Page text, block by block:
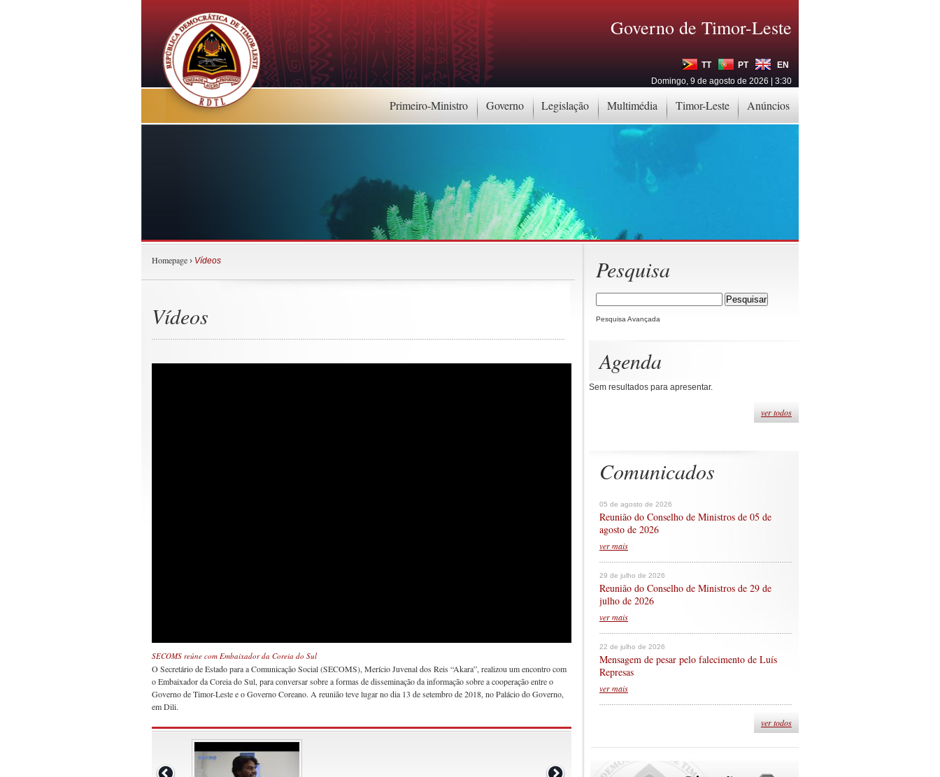
Primeiro-Ministro Governo Legislação Multimédia Timor-Leste Anúncios
Governo de Timor-Leste
TT PT
EN
Domingo, 9 de agosto de 2026 | 3:30
Pesquisa
Pesquisa Avançada
Agenda
Sem resultados para apresentar.
ver todos
Comunicados
05 de agosto de 2026
Reunião do Conselho de Ministros de 05 de
agosto de 2026
ver mais
29 de julho de 2026
Reunião do Conselho de Ministros de 29 de
julho de 2026
ver mais
22 de julho de 2026
Mensagem de pesar pelo falecimento de Luís
Represas
ver mais
ver todos
Homepage › Vídeos
Vídeos
SECOMS reúne com Embaixador da Coreia do Sul
O Secretário de Estado para a Comunicação Social (SECOMS), Merício Juvenal dos Reis “Akara”, realizou um encontro com
o Embaixador da Coreia do Sul, para conversar sobre a formas de disseminação da informação sobre a cooperação entre o
Governo de Timor-Leste e o Governo Coreano. A reunião teve lugar no dia 13 de setembro de 2018, no Palácio do Governo,
em Dili.